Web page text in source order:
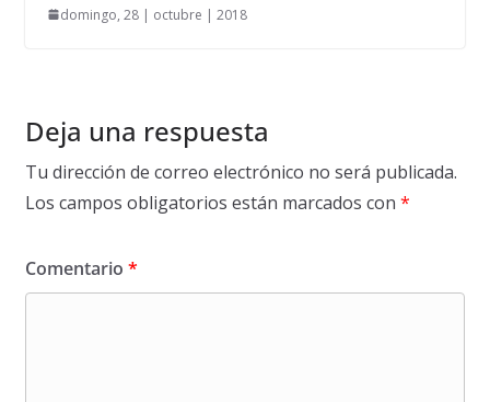
domingo, 28 | octubre | 2018
Deja una respuesta
Tu dirección de correo electrónico no será publicada.
Los campos obligatorios están marcados con *
Comentario *